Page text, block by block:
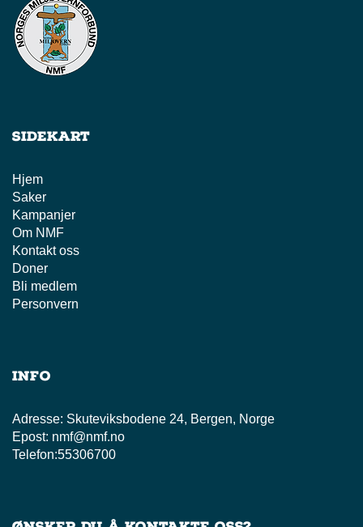
Sidekart
Hjem
Saker
Kampanjer
Om NMF
Kontakt oss
Doner
Bli medlem
Personvern
Info
Adresse: Skuteviksbodene 24, Bergen, Norge
Epost: nmf@nmf.no
Telefon:55306700